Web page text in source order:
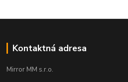
Kontaktná adresa
Mirror MM s.r.o.